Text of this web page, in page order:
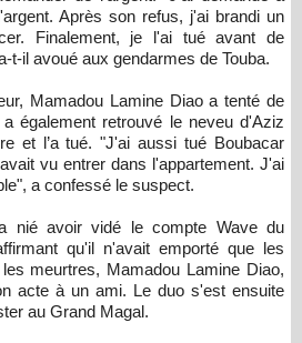
Après son refus, j'ai brandi un
Finalement, je l'ai tué avant de
t-il avoué aux gendarmes de Touba.
Mamadou Lamine Diao a tenté de
également retrouvé le neveu d'Aziz
et l’a tué. "J'ai aussi tué Boubacar
vu entrer dans l'appartement. J'ai
a confessé le suspect.
nié avoir vidé le compte Wave du
qu'il n'avait emporté que les
meurtres, Mamadou Lamine Diao,
acte à un ami. Le duo s'est ensuite
au Grand Magal.